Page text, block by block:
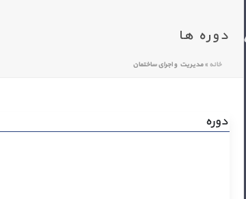
دوره ها
خانه »مدیریت و اجرای ساختمان
دوره